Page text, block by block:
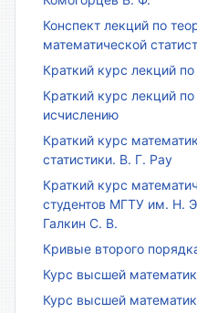
Конспект лекций по
математической
Краткий курс лекций
Краткий курс лекций
исчислению
Краткий курс
статистики. В. Г. Рау
Краткий курс
студентов МГТУ им. Н.
Галкин С. В.
Кривые второго
Курс высшей
Курс высшей